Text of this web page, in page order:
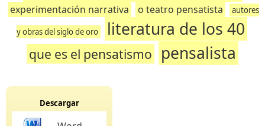
experimentación narrativa o teatro pensatista autores
y obras del siglo de oro literatura de los 40
que es el pensatismo pensalista
Descargar